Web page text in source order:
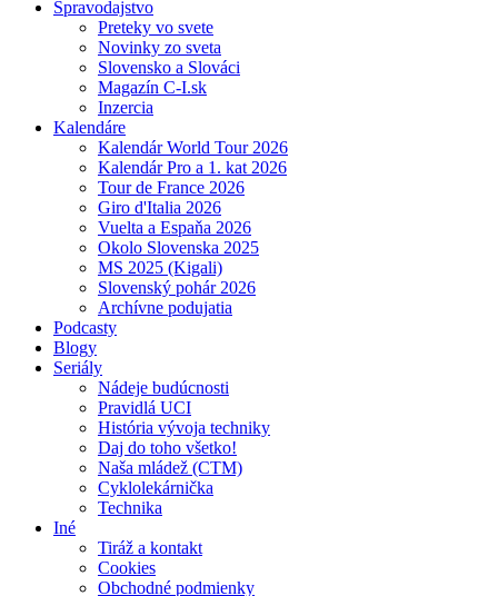
Spravodajstvo
Preteky vo svete
Novinky zo sveta
Slovensko a Slováci
Magazín C-I.sk
Inzercia
Kalendáre
Kalendár World Tour 2026
Kalendár Pro a 1. kat 2026
Tour de France 2026
Giro d'Italia 2026
Vuelta a Espaňa 2026
Okolo Slovenska 2025
MS 2025 (Kigali)
Slovenský pohár 2026
Archívne podujatia
Podcasty
Blogy
Seriály
Nádeje budúcnosti
Pravidlá UCI
História vývoja techniky
Daj do toho všetko!
Naša mládež (CTM)
Cyklolekárnička
Technika
Iné
Tiráž a kontakt
Cookies
Obchodné podmienky